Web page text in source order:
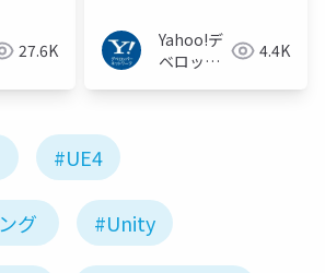
27.6K
2017 / English Ver.)
Yahoo!デ
ベロッパ
4.4K
#UE4
グ #Unity